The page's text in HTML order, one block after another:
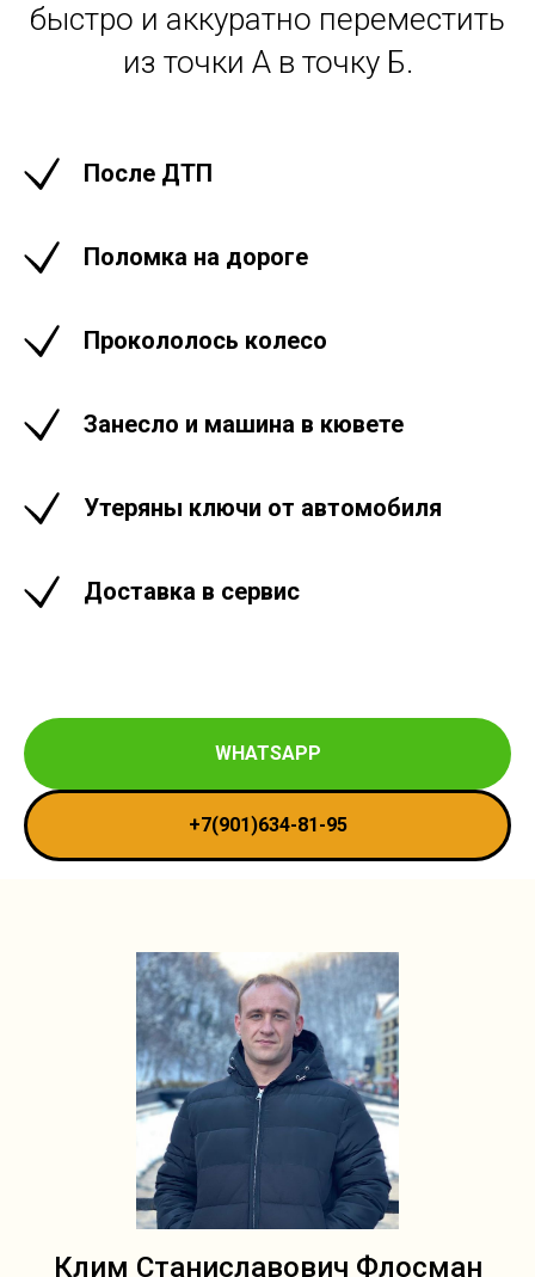
быстро и аккуратно переместить
из точки А в точку Б.
После ДТП
Поломка на дороге
Прокололось колесо
Занесло и машина в кювете
Утеряны ключи от автомобиля
Доставка в сервис
WHATSAPP
+7(901)634-81-95
Клим Станиславович Флосман